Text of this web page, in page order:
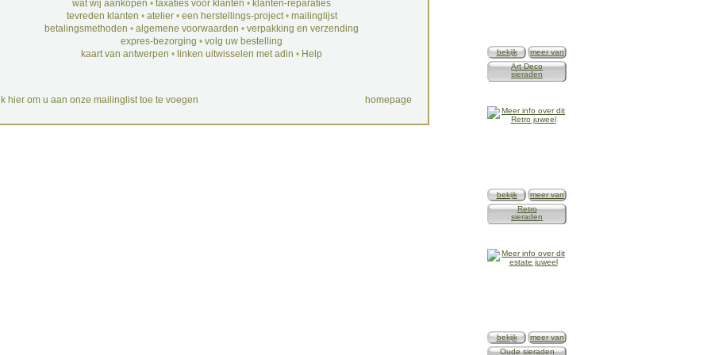
wat wij aankopen • taxaties voor klanten • klanten-reparaties
tevreden klanten • atelier• een herstellings-project• mailinglijst
betalingsmethoden • algemene voorwaarden • verpakking en verzending
expres-bezorging • volg uw bestelling
kaart van antwerpen • linken uitwisselen met adin • Help
hier om u aan onze mailinglist toe te voegen homepage
bekijk
meer van
Art Deco
sieraden
bekijk
meer van
Retro
sieraden
bekijk
meer van
Oude sieraden